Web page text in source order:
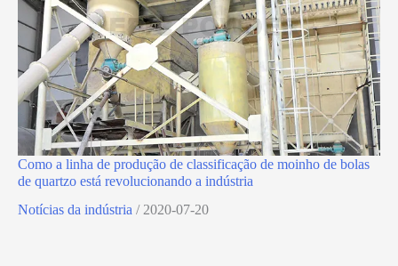
Como a linha de produção de classificação de moinho de bolas
de quartzo está revolucionando a indústria
Notícias da indústria / 2020-07-20